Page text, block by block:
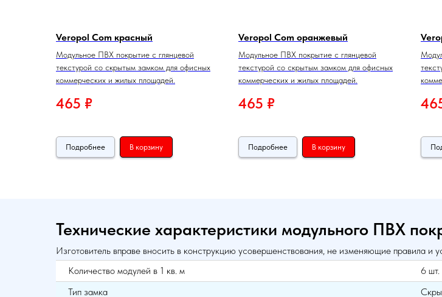
Veropol Com красный
Модульное ПВХ покрытие с глянцевой
текстурой со скрытым замком для офисных
коммерческих и жилых площадей.
465 ₽
Подробнее В корзину
Veropol Com оранжевый
Модульное ПВХ покрытие с глянцевой
текстурой со скрытым замком для офисных
коммерческих и жилых площадей.
465 ₽
Подробнее В корзину
Технические характеристики модульного ПВХ
Изготовитель вправе вносить в конструкцию усовершенствования, не изменяющие правила и
Количество модулей в 1 кв. м
6 шт.
Тип замка